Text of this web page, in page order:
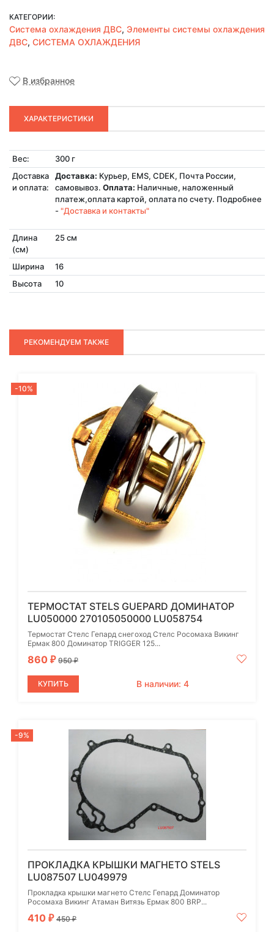
КАТЕГОРИИ:
Система охлаждения ДВС, Элементы системы охлаждения
ДВС, СИСТЕМА ОХЛАЖДЕНИЯ
В избранное
ХАРАКТЕРИСТИКИ
Вес:
300 г
Доставка
и оплата:
Доставка: Курьер, EMS, CDEK, Почта России,
самовывоз. Оплата: Наличные, наложенный
платеж,оплата картой, оплата по счету. Подробнее
- "Доставка и контакты"
Длина
(см)
25 см
Ширина
16
Высота
10
РЕКОМЕНДУЕМ ТАКЖЕ
-10%
ТЕРМОСТАТ STELS GUEPARD ДОМИНАТОР
LU050000 270105050000 LU058754
Термостат Стелс Гепард снегоход Стелс Росомаха Викинг
Ермак 800 Доминатор TRIGGER 125...
860 ₽ 950₽
КУПИТЬ В наличии: 4
-9%
ПРОКЛАДКА КРЫШКИ МАГНЕТО STELS
LU087507 LU049979
Прокладка крышки магнето Стелс Гепард Доминатор
Росомаха Викинг Атаман Витязь Ермак 800 BRP...
410 ₽ 450₽